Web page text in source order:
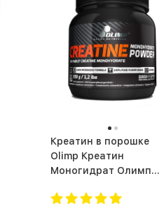
Креатин в порошке
Olimp Креатин
Моногидрат Олимп